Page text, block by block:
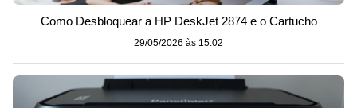
Como Desbloquear a HP DeskJet 2874 e o Cartucho
29/05/2026 às 15:02